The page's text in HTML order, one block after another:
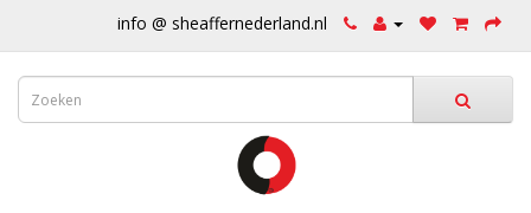
info @ sheaffernederland.nl